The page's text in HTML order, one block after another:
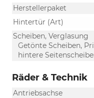
Herstellerpaket
Hintertür (Art)
Scheiben, Verglasung
Getönte Scheiben,
hintere
Räder & Technik
Antriebsachse